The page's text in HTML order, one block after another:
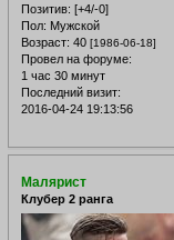
Позитив: [+4/-0]
Пол: Мужской
Возраст: 40 [1986-06-18]
Провел на форуме:
1 час 30 минут
Последний визит:
2016-04-24 19:13:56
Малярист
Клубер 2 ранга